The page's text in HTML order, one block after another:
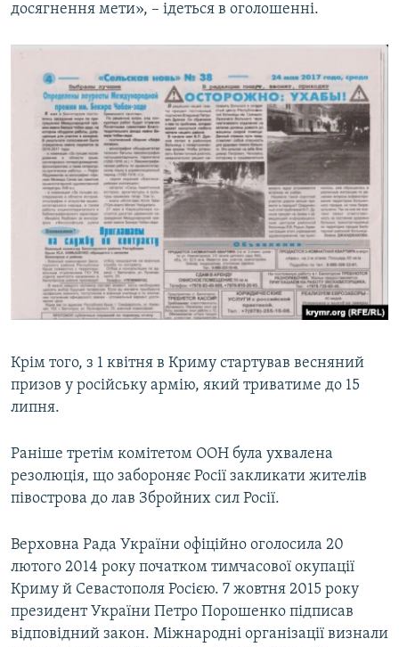
досягнення мети», – ідеться в оголошенні.
Крім того, з 1 квітня в Криму стартував весняний
призов у російську армію, який триватиме до 15
липня.
Раніше третім комітетом ООН була ухвалена
резолюція, що забороняє Росії закликати жителів
півострова до лав Збройних сил Росії.
Верховна Рада України офіційно оголосила 20
лютого 2014 року початком тимчасової окупації
Криму й Севастополя Росією. 7 жовтня 2015 року
президент України Петро Порошенко підписав
відповідний закон. Міжнародні організації визнали